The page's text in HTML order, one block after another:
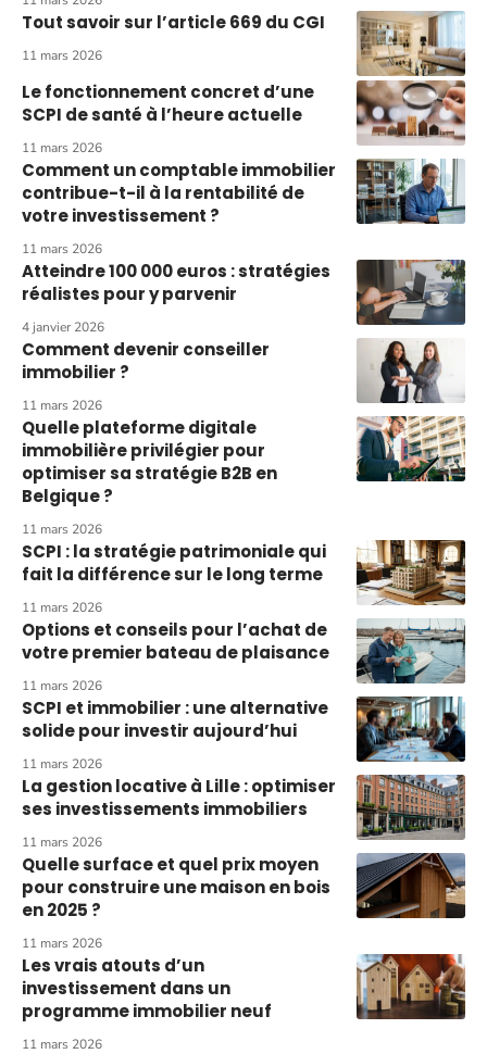
Tout savoir sur l’article 669 du CGI
11 mars 2026
Le fonctionnement concret d’une
SCPI de santé à l’heure actuelle
11 mars 2026
Comment un comptable immobilier
contribue-t-il à la rentabilité de
votre investissement ?
11 mars 2026
Atteindre 100 000 euros : stratégies
réalistes pour y parvenir
4 janvier 2026
Comment devenir conseiller
immobilier ?
11 mars 2026
Quelle plateforme digitale
immobilière privilégier pour
optimiser sa stratégie B2B en
Belgique ?
11 mars 2026
SCPI : la stratégie patrimoniale qui
fait la différence sur le long terme
11 mars 2026
Options et conseils pour l’achat de
votre premier bateau de plaisance
11 mars 2026
SCPI et immobilier : une alternative
solide pour investir aujourd’hui
11 mars 2026
La gestion locative à Lille : optimiser
ses investissements immobiliers
11 mars 2026
Quelle surface et quel prix moyen
pour construire une maison en bois
en 2025 ?
11 mars 2026
Les vrais atouts d’un
investissement dans un
programme immobilier neuf
11 mars 2026